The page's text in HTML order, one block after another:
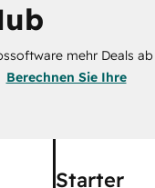
mehr Deals ab
Berechnen Sie Ihre
Starter